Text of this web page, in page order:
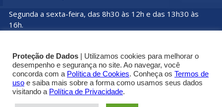
Segunda a sexta-feira, das 8h30 às 12h e das 13h30 às
16h.
© Copyright 2019 - 2025 | Conselho Regional dos
Técnicos Industriais do Estado de São Paulo
Proteção de Dados | Utilizamos cookies para melhorar o
desempenho e segurança no site. Ao navegar, você
concorda com a Política de Cookies. Conheça os Termos de
uso e saiba mais sobre a forma como usamos seus dados
visitando a Política de Privacidade.